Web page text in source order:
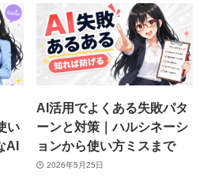
い
AI
AI活用でよくある失敗パタ
ーンと対策｜ハルシネーシ
ョンから使い方ミスまで
2026年5月25日